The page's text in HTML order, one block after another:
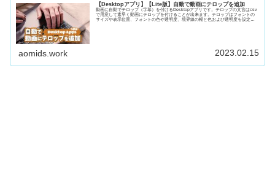
【Desktopアプリ】【Lite版】自動で動画にテロップを追加
動画に自動でテロップ（字幕）を付けるDesktopアプリです。テロップの文言はcsv
で用意して素早く動画にテロップを付けることが出来ます。テロップはフォントの
サイズや表示位置、フォントの色や透明度、境界線の幅と色および透明度を設定す
aomids.work 2023.02.15